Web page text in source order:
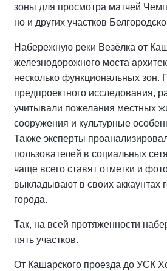
зоны для просмотра матчей
но и других участков
Набережную реки Везёлка от
железнодорожного моста
несколько функциональных зон.
предпроектного исследования,
учитывали пожелания местных
сооружения и культурные
Также эксперты
пользователей в социальных
чаще всего ставят отметки и
выкладывают в своих аккаунтах
города.
Так, на всей протяженности
пять участков.
От Кашарского проезда до УСК